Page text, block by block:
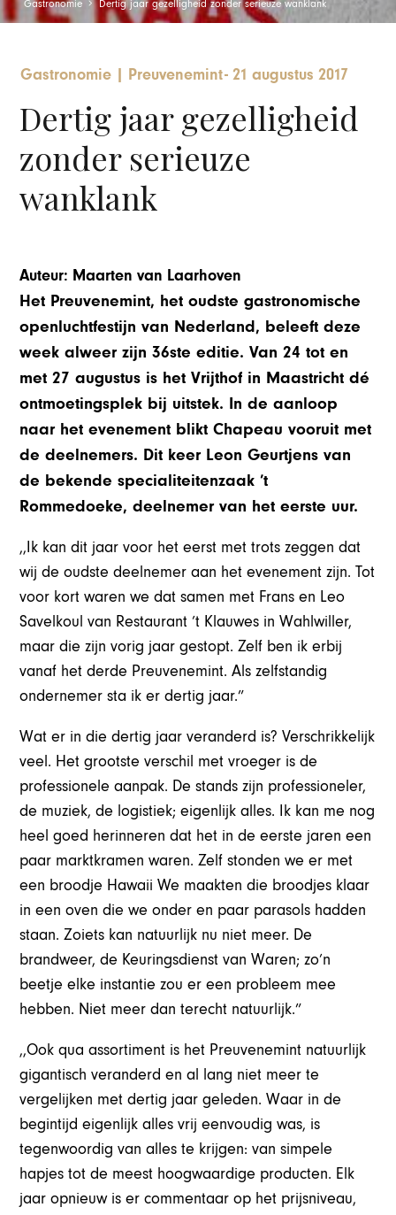
Gastronomie Dertig jaar gezelligheid zonder serieuze wanklank
Gastronomie | Preuvenemint-21 augustus 2017
Dertig jaar gezelligheid
zonder serieuze
wanklank
Auteur: Maarten van Laarhoven
Het Preuvenemint, het oudste gastronomische
openluchtfestijn van Nederland, beleeft deze
week alweer zijn 36ste editie. Van 24 tot en
met 27 augustus is het Vrijthof in Maastricht dé
ontmoetingsplek bij uitstek. In de aanloop
naar het evenement blikt Chapeau vooruit met
de deelnemers. Dit keer Leon Geurtjens van
de bekende specialiteitenzaak ’t
Rommedoeke, deelnemer van het eerste uur.
,,Ik kan dit jaar voor het eerst met trots zeggen dat
wij de oudste deelnemer aan het evenement zijn. Tot
voor kort waren we dat samen met Frans en Leo
Savelkoul van Restaurant ’t Klauwes in Wahlwiller,
maar die zijn vorig jaar gestopt. Zelf ben ik erbij
vanaf het derde Preuvenemint. Als zelfstandig
ondernemer sta ik er dertig jaar.”
Wat er in die dertig jaar veranderd is? Verschrikkelijk
veel. Het grootste verschil met vroeger is de
professionele aanpak. De stands zijn professioneler,
de muziek, de logistiek; eigenlijk alles. Ik kan me nog
heel goed herinneren dat het in de eerste jaren een
paar marktkramen waren. Zelf stonden we er met
een broodje Hawaii We maakten die broodjes klaar
in een oven die we onder en paar parasols hadden
staan. Zoiets kan natuurlijk nu niet meer. De
brandweer, de Keuringsdienst van Waren; zo’n
beetje elke instantie zou er een probleem mee
hebben. Niet meer dan terecht natuurlijk.”
,,Ook qua assortiment is het Preuvenemint natuurlijk
gigantisch veranderd en al lang niet meer te
vergelijken met dertig jaar geleden. Waar in de
begintijd eigenlijk alles vrij eenvoudig was, is
tegenwoordig van alles te krijgen: van simpele
hapjes tot de meest hoogwaardige producten. Elk
jaar opnieuw is er commentaar op het prijsniveau,